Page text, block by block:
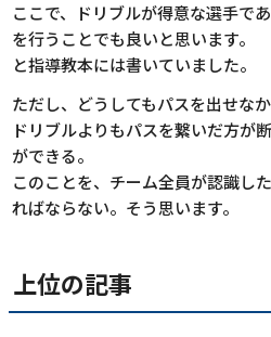
ここで、ドリブルが得意な選手で
を行うことでも良いと思います。
と指導教本には書いていました。
ただし、どうしてもパスを出せな
ドリブルよりもパスを繋いだ方が
ができる。
このことを、チーム全員が認識し
ればならない。そう思います。
上位の記事